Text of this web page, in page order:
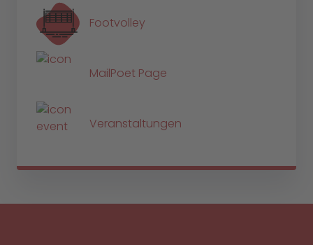
Footvolley
MailPoet Page
Veranstaltungen